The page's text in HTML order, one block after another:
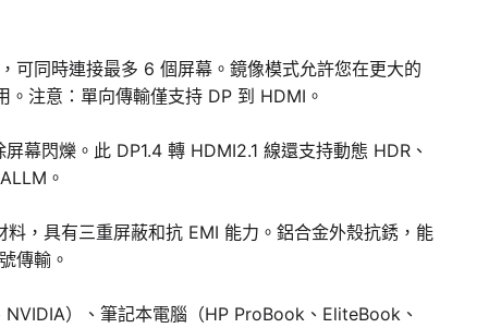
同時連接最多 6 個屏幕。鏡像模式允許您在更大的
注意：單向傳輸僅支持 DP 到 HDMI。
幕閃爍。此 DP1.4 轉 HDMI2.1 線還支持動態 HDR、
。
，具有三重屏蔽和抗 EMI 能力。鋁合金外殼抗銹，能
傳輸。
）、筆記本電腦（HP ProBook、EliteBook、